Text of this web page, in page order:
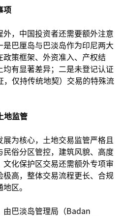
项
外，中国投资者还需要额外注意
是巴厘岛与巴淡岛作为印尼两大
策框架、外资准入、产权结
有显著差异；二是未登记认证
，仅持传统地契）交易的特殊流
地监管
为核心，土地交易监管严格且
民俗分区管控，建筑风貌、高度
文化保护区交易还需额外专项审
高，整体交易流程更长、合规
区。
由巴淡岛管理局（Badan